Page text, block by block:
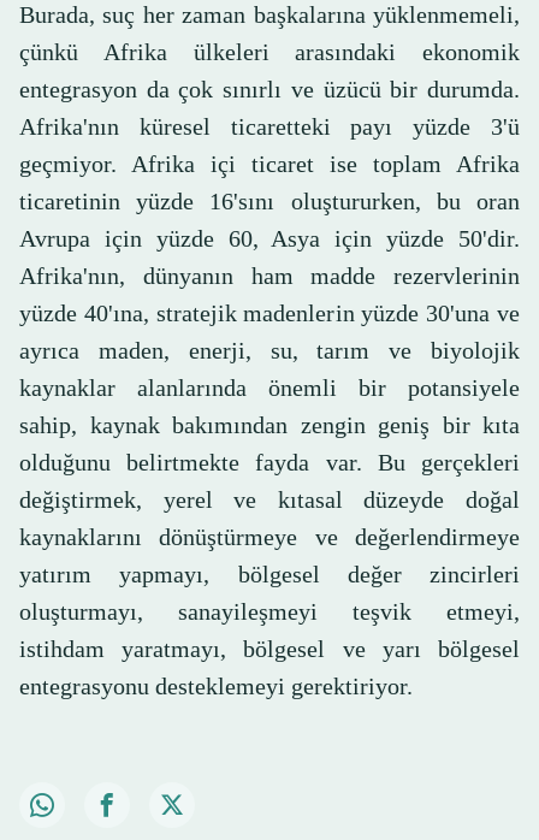
Burada, suç her zaman başkalarına yüklenmemeli,
çünkü Afrika ülkeleri arasındaki ekonomik
entegrasyon da çok sınırlı ve üzücü bir durumda.
Afrika'nın küresel ticaretteki payı yüzde 3'ü
geçmiyor. Afrika içi ticaret ise toplam Afrika
ticaretinin yüzde 16'sını oluştururken, bu oran
Avrupa için yüzde 60, Asya için yüzde 50'dir.
Afrika'nın, dünyanın ham madde rezervlerinin
yüzde 40'ına, stratejik madenlerin yüzde 30'una ve
ayrıca maden, enerji, su, tarım ve biyolojik
kaynaklar alanlarında önemli bir potansiyele
sahip, kaynak bakımından zengin geniş bir kıta
olduğunu belirtmekte fayda var. Bu gerçekleri
değiştirmek, yerel ve kıtasal düzeyde doğal
kaynaklarını dönüştürmeye ve değerlendirmeye
yatırım yapmayı, bölgesel değer zincirleri
oluşturmayı, sanayileşmeyi teşvik etmeyi,
istihdam yaratmayı, bölgesel ve yarı bölgesel
entegrasyonu desteklemeyi gerektiriyor.